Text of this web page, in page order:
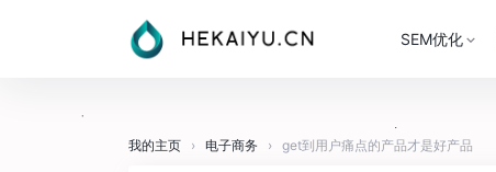
SEM优化
我的主页 › 电子商务 › get到用户痛点的产品才是好产品